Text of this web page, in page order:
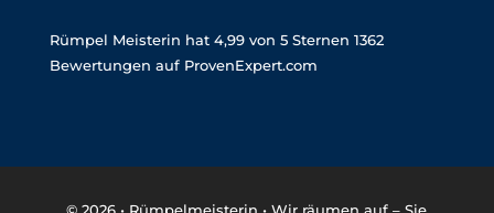
Rümpel Meisterin hat 4,99von 5Sternen 1362
Bewertungen auf ProvenExpert.com